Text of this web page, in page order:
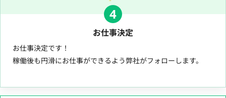
4
お仕事決定
お仕事決定です！
稼働後も円滑にお仕事ができるよう弊社がフォローします。